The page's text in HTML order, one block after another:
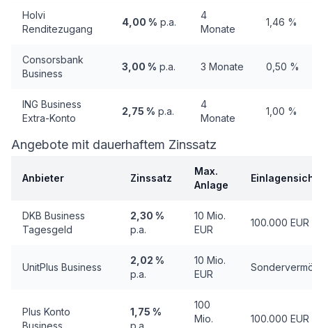
Holvi
Renditezugang
4,00 % p.a.
4
Monate
1,46 %
Consorsbank
Business
3,00 % p.a. 3 Monate 0,50 %
ING Business
Extra-Konto
2,75 % p.a.
4
Monate
1,00 %
Angebote mit dauerhaftem Zinssatz
Anbieter Zinssatz
Max.
Anlage
DKB Business
Tagesgeld
2,30 %
p.a.
10 Mio.
EUR
100.000 EUR
UnitPlus Business
2,02 %
p.a.
10 Mio.
EUR
Plus Konto
Business
1,75 %
p.a.
100
Mio.
100.000 EUR